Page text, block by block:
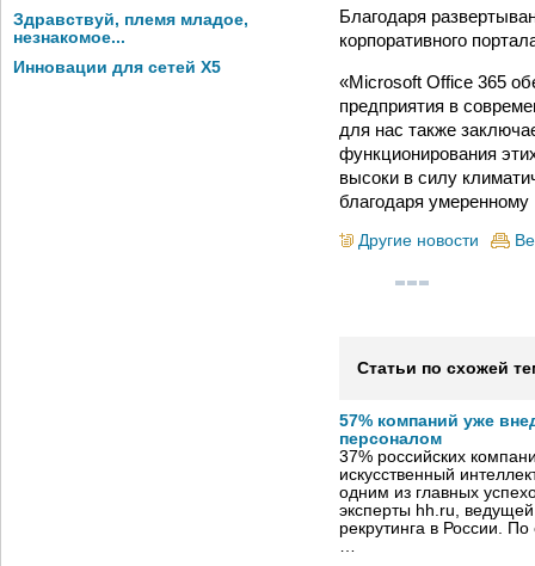
Здравствуй, племя младое,
незнакомое...
Инновации для сетей X5
Благодаря
корпоративного
«Microsoft Office 365
предприятия в
для нас также
функционирования
высоки в силу
благодаря умеренному
Другие новости
Статьи по схожей
57% компаний уже
персоналом
37% российских
искусственный
одним из главных
эксперты hh.ru,
рекрутинга в России.
…